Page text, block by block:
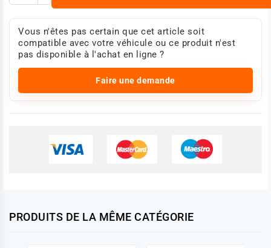
Vous n'êtes pas certain que cet article soit
compatible avec votre véhicule ou ce produit n'est
pas disponible à l'achat en ligne ?
Faire une demande
PRODUITS DE LA MÊME CATÉGORIE